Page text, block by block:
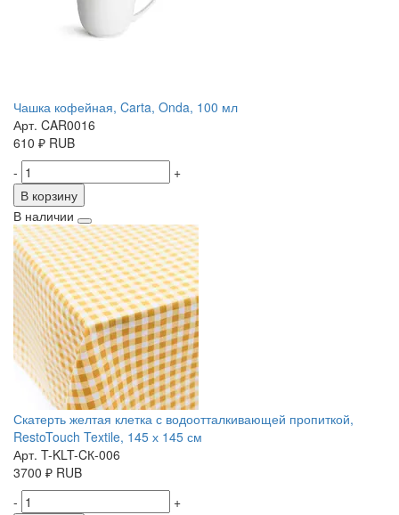
Чашка кофейная, Carta, Onda, 100 мл
Арт. CAR0016
610 ₽ RUB
-
+
В корзину
В наличии
Скатерть желтая клетка с водоотталкивающей пропиткой,
RestoTouch Textile, 145 х 145 см
Арт. T-KLT-CК-006
3700 ₽ RUB
-
+